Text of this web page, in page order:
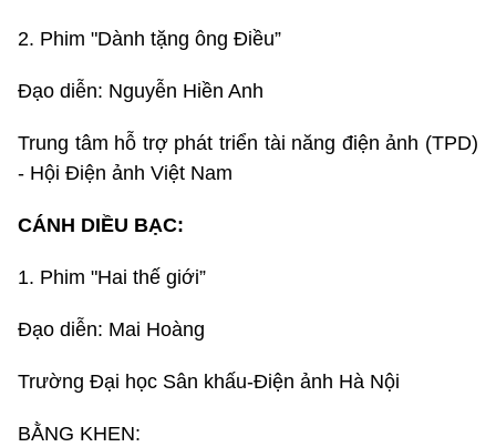
2. Phim "Dành tặng ông Điều”
Đạo diễn: Nguyễn Hiền Anh
Trung tâm hỗ trợ phát triển tài năng điện ảnh (TPD)
- Hội Điện ảnh Việt Nam
CÁNH DIỀU BẠC:
1. Phim "Hai thế giới”
Đạo diễn: Mai Hoàng
Trường Đại học Sân khấu-Điện ảnh Hà Nội
BẰNG KHEN: